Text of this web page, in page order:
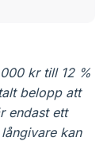
kr till 12 %
belopp att
endast ett
kan